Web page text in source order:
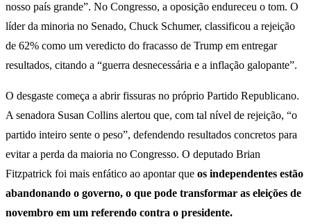
nosso país grande”. No Congresso, a oposição endureceu o tom. O
líder da minoria no Senado, Chuck Schumer, classificou a rejeição
de 62% como um veredicto do fracasso de Trump em entregar
resultados, citando a “guerra desnecessária e a inflação galopante”.
O desgaste começa a abrir fissuras no próprio Partido Republicano.
A senadora Susan Collins alertou que, com tal nível de rejeição, “o
partido inteiro sente o peso”, defendendo resultados concretos para
evitar a perda da maioria no Congresso. O deputado Brian
Fitzpatrick foi mais enfático ao apontar que os independentes estão
abandonando o governo, o que pode transformar as eleições de
novembro em um referendo contra o presidente.